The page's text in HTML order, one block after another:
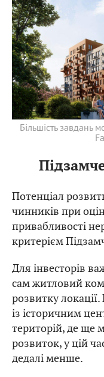
Більшість
Потенціал
чинників при
привабливості
критерієм
Для інвесторів
сам житловий
розвитку
із історичним
територій, де
розвиток, у цій
дедалі менше.